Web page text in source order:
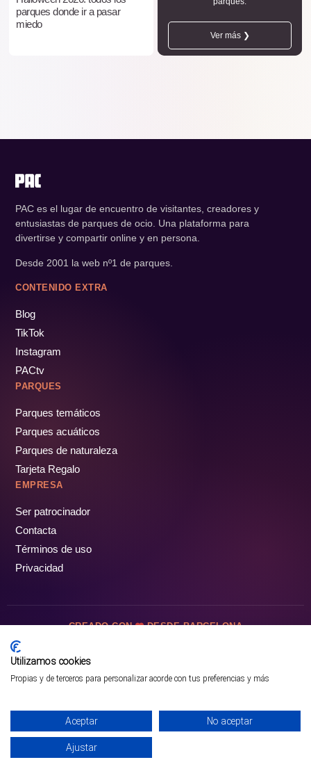
parques donde ir a pasar
miedo
Ver más ❯
¡PÁSALO!
PAC es el lugar de encuentro de visitantes, creadores y
entusiastas de parques de ocio. Una plataforma para
divertirse y compartir online y en persona.
Desde 2001 la web nº1 de parques.
CONTENIDO EXTRA
Blog
TikTok
Instagram
PACtv
PARQUES
Parques temáticos
Parques acuáticos
Parques de naturaleza
Tarjeta Regalo
EMPRESA
Ser patrocinador
Contacta
Términos de uso
Privacidad
CREADO CON DESDE BARCELONA
Utilizamos cookies
Propias y de terceros para personalizar acorde con tus preferencias y más
Aceptar No aceptar
Ajustar